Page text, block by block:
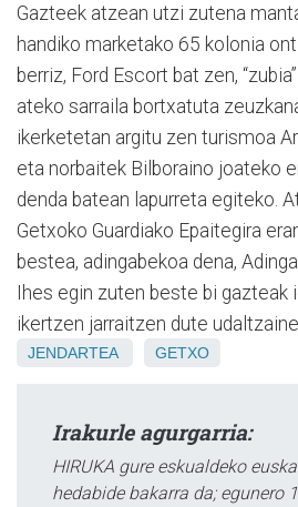
Gazteek atzean utzi zutena
handiko marketako 65 kolonia
berriz, Ford Escort bat zen,
ateko sarraila bortxatuta
ikerketetan argitu zen turismoa
eta norbaitek Bilboraino joateko
denda batean lapurreta egiteko.
Getxoko Guardiako Epaitegira
bestea, adingabekoa dena,
Ihes egin zuten beste bi gazteak
ikertzen jarraitzen dute
JENDARTEA GETXO
Irakurle agurgarria:
HIRUKA gure eskualdeko
hedabide bakarra da; egunero